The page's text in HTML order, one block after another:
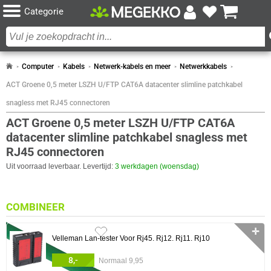
Categorie
Computer Kabels Netwerk-kabels en meer Netwerkkabels
ACT Groene 0,5 meter LSZH U/FTP CAT6A datacenter slimline patchkabel
snagless met RJ45 connectoren
ACT Groene 0,5 meter LSZH U/FTP CAT6A
datacenter slimline patchkabel snagless met
RJ45 connectoren
Uit voorraad leverbaar. Levertijd: 3 werkdagen (woensdag)
COMBINEER
Velleman Lan-tester Voor Rj45. Rj12. Rj11. Rj10
8,- Normaal 9,95
✛